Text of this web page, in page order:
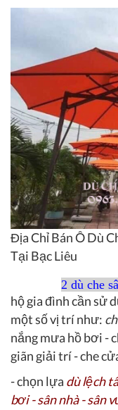
Địa Chỉ Bán Ô Dù
Tại Bạc Liêu
2 dù che
hộ gia đình cần sử
một số vị trí như:
nắng mưa hồ bơi -
giãn giải trí - che
- chọn lựa dù lệch
bơi - sân nhà - sân